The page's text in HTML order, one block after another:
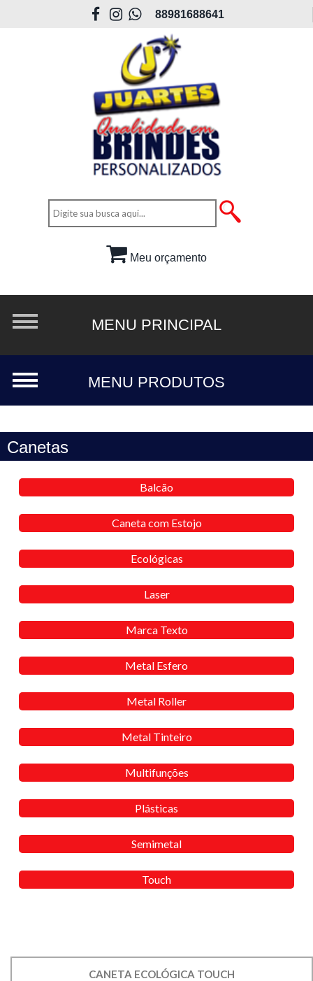
88981688641
Meu orçamento
Canetas
Balcão
Caneta com Estojo
Ecológicas
Laser
Marca Texto
Metal Esfero
Metal Roller
Metal Tinteiro
Multifunções
Plásticas
Semimetal
Touch
CANETA ECOLÓGICA TOUCH